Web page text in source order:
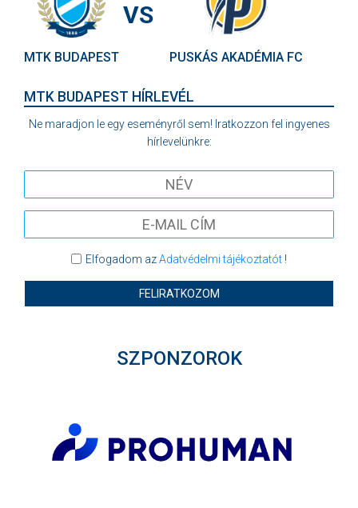
MTK BUDAPEST
VS
PUSKÁS AKADÉMIA FC
MTK BUDAPEST HÍRLEVÉL
Ne maradjon le egy eseményről sem! Iratkozzon fel ingyenes
hírlevelünkre:
Elfogadom azAdatvédelmi tájékoztatót!
FELIRATKOZOM
SZPONZOROK